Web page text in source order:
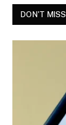
DON'T MISS